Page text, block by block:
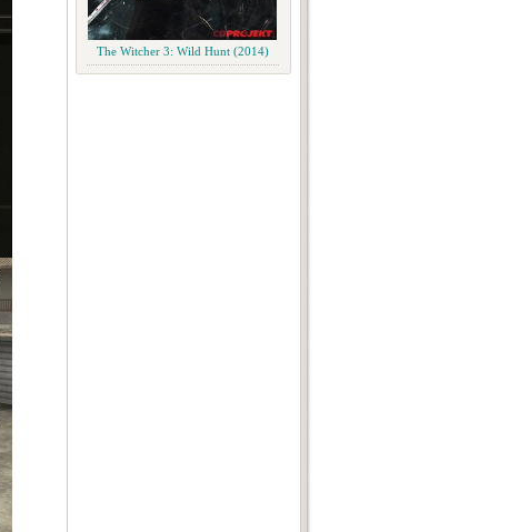
The Witcher 3: Wild Hunt (2014)